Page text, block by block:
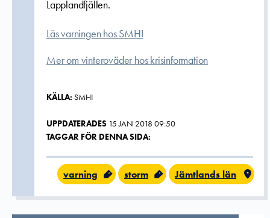
Lapplandfjällen.
Läs varningen hos SMHI
Mer om vinteroväder hos krisinformation
KÄLLA: SMHI
UPPDATERADES 15 JAN 2018 09:50
TAGGAR FÖR DENNA SIDA:
varning storm Jämtlands län